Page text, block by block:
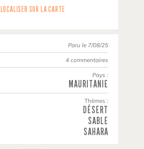
LOCALISER SUR LA CARTE
Paru le 7/08/25
4 commentaires
Pays :
MAURITANIE
Thèmes :
DÉSERT
SABLE
SAHARA